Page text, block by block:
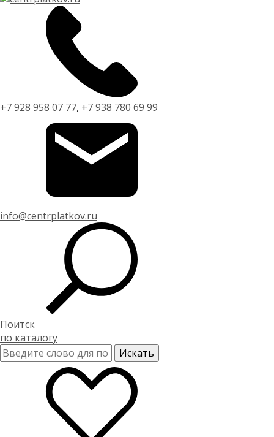
+7 928 958 07 77, +7 938 780 69 99
info@centrplatkov.ru
Поитск
по каталогу